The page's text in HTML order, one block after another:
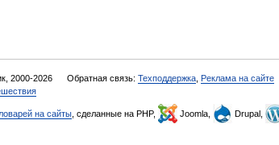
2000-2026 Обратная связь: Техподдержка Реклама на сайте
на сайты , сделанные на PHP, Joomla, Drupal,